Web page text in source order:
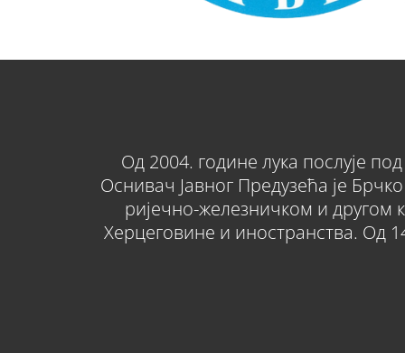
Од 2004. године лука послује
Оснивач Јавног Предузећа је
ријечно-железничком и
Херцеговине и иностранства. Од